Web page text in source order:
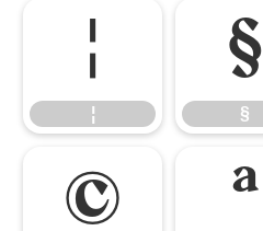
¦
¦
§
§
© ª